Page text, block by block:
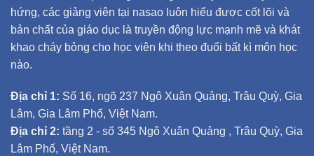
hứng, các giảng viên tại nasao luôn hiểu được cốt lõi và
bản chất của giáo dục là truyền động lực mạnh mẽ và khát
khao cháy bỏng cho học viên khi theo đuổi bất kì môn học
nào.
Địa chỉ 1: Số 16, ngõ 237 Ngô Xuân Quảng, Trâu Quỳ, Gia
Lâm, Gia Lâm Phố, Việt Nam.
Địa chỉ 2: tầng 2 - số 345 Ngô Xuân Quảng , Trâu Quỳ, Gia
Lâm Phố, Việt Nam.